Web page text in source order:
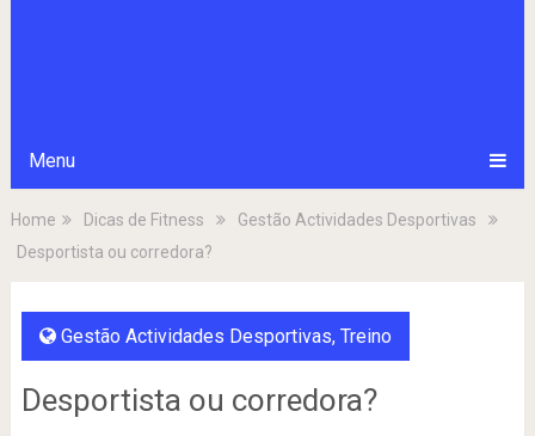
Menu
Home Dicas de Fitness
Gestão Actividades Desportivas
Desportista ou corredora?
Gestão Actividades Desportivas, Treino
Desportista ou corredora?